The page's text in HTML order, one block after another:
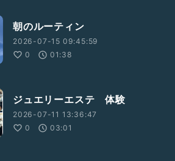
朝のルーティン
2026-07-15 09:45:59
0
01:38
ジュエリーエステ 体験
2026-07-11 13:36:47
0
03:01